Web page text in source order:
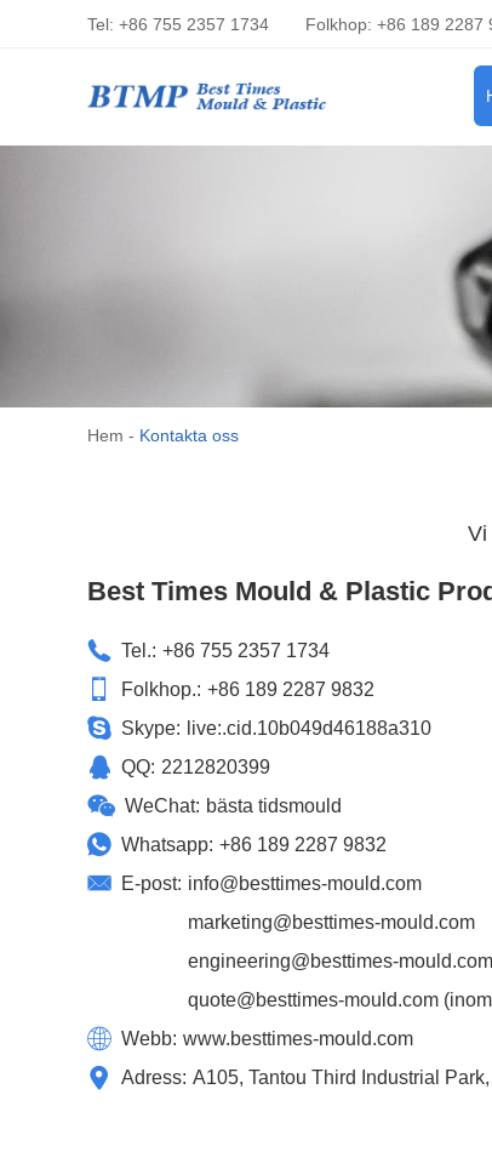
Tel: +86 755 2357 1734 Folkhop: +86 189 2287
Hem - Kontakta oss
Vi
Best Times Mould & Plastic
Tel.: +86 755 2357 1734
Folkhop.: +86 189 2287 9832
Skype:
live:.cid.10b049d46188a310
QQ: 2212820399
WeChat: bästa tidsmould
Whatsapp: +86 189 2287 9832
E-post: info@besttimes-mould.com
marketing@besttimes-mould.com
engineering@besttimes-mould.com
quote@besttimes-mould.com
Webb: www.besttimes-mould.com
Adress: A105, Tantou Third Industrial